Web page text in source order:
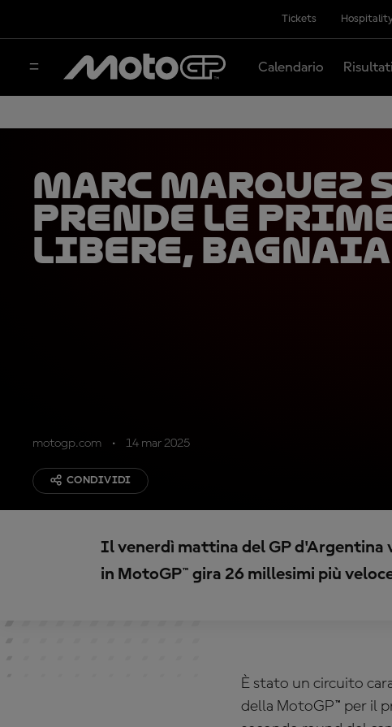
Tickets
Calendario Risultati
Marc Marquez
prende le
libere, Bagnaia
motogp.com 14 mar 2025
CONDIVIDI
Il venerdì mattina del GP d'Argentina
in MotoGP™ gira 26 millesimi più
È stato un circuito
della MotoGP™ per il